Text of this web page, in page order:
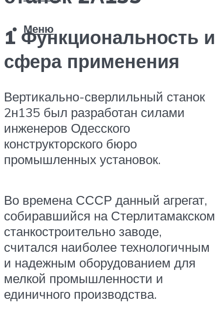
Меню
1 Функциональность и
сфера применения
Вертикально-сверлильный станок
2н135 был разработан силами
инженеров Одесского
конструкторского бюро
промышленных установок.
Во времена СССР данный агрегат,
собиравшийся на Стерлитамакском
станкостроительно заводе,
считался наиболее технологичным
и надежным оборудованием для
мелкой промышленности и
единичного производства.